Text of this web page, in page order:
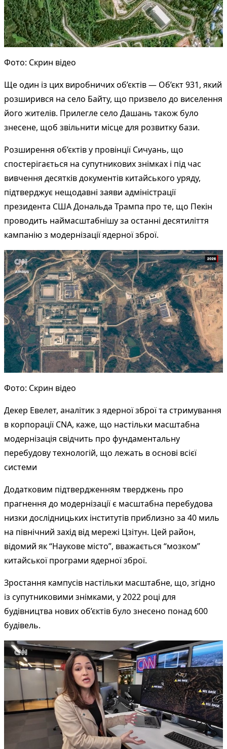
Фото: Скрин відео
Ще один із цих виробничих об’єктів — Об’єкт 931, який
розширився на село Байту, що призвело до виселення
його жителів. Прилегле село Дашань також було
знесене, щоб звільнити місце для розвитку бази.
Розширення об’єктів у провінції Сичуань, що
спостерігається на супутникових знімках і під час
вивчення десятків документів китайського уряду,
підтверджує нещодавні заяви адміністрації
президента США Дональда Трампа про те, що Пекін
проводить наймасштабнішу за останні десятиліття
кампанію з модернізації ядерної зброї.
Фото: Скрин відео
Декер Евелет, аналітик з ядерної зброї та стримування
в корпорації CNA, каже, що настільки масштабна
модернізація свідчить про фундаментальну
перебудову технологій, що лежать в основі всієї
системи
Додатковим підтвердженням тверджень про
прагнення до модернізації є масштабна перебудова
низки дослідницьких інститутів приблизно за 40 миль
на північний захід від мережі Цзітун. Цей район,
відомий як “Наукове місто”, вважається “мозком”
китайської програми ядерної зброї.
Зростання кампусів настільки масштабне, що, згідно
із супутниковими знімками, у 2022 році для
будівництва нових об’єктів було знесено понад 600
будівель.